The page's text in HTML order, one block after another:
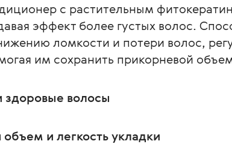
с растительным
эффект более густых волос.
ломкости и потери волос,
им сохранить прикорневой
здоровые волосы
и легкость укладки